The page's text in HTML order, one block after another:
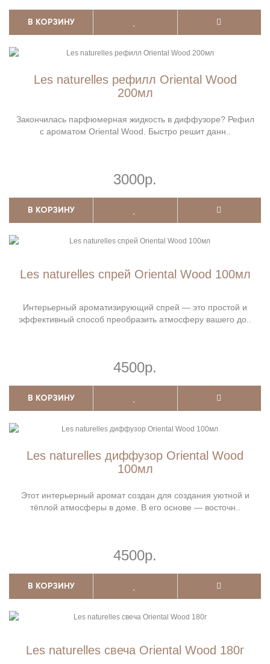
В КОРЗИНУ
Les naturelles рефилл Oriental Wood
200мл
Закончилась парфюмерная жидкость в диффузоре? Рефил
с ароматом Oriental Wood. Быстро решит данн..
3000р.
В КОРЗИНУ
Les naturelles спрей Oriental Wood 100мл
Интерьерный ароматизирующий спрей — это простой и
эффективный способ преобразить атмосферу вашего до..
4500р.
В КОРЗИНУ
Les naturelles диффузор Oriental Wood
100мл
Этот интерьерный аромат создан для создания уютной и
тёплой атмосферы в доме. В его основе — восточн..
4500р.
В КОРЗИНУ
Les naturelles свеча Oriental Wood 180г